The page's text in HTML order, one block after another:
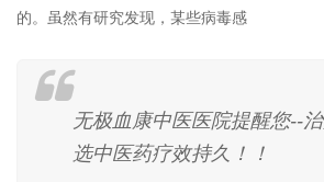
的。虽然有研究发现，某些病毒感
无极血康中医医院提醒您--
选中医药疗效持久！！